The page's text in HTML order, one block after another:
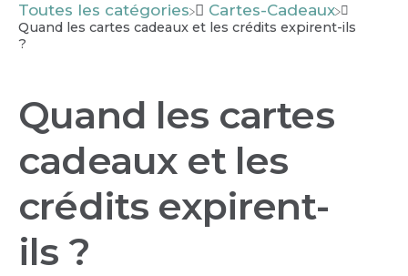
Toutes les catégories ​Cartes-Cadeaux
Quand les cartes cadeaux et les crédits expirent-ils
?
Quand les cartes
cadeaux et les
crédits expirent-
ils ?